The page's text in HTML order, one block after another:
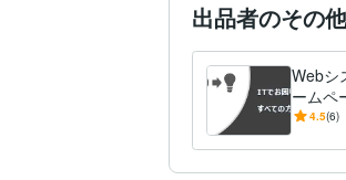
出品者のその
Webシ
ームペ
ど、ビ
4.5(6)